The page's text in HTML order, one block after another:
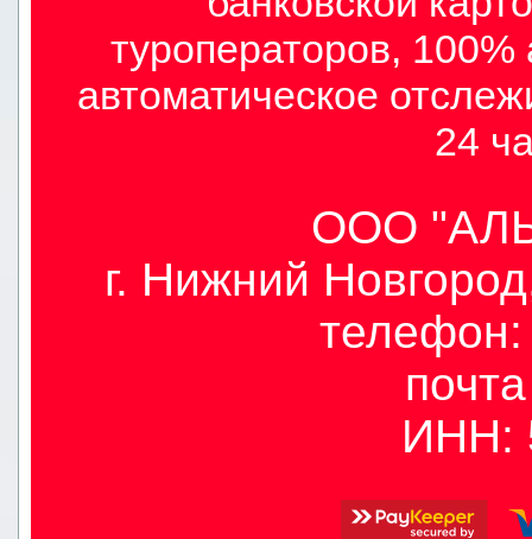
туроператоров,
автоматическое
24
ООО
г. Нижний
телефон:
ИНН: